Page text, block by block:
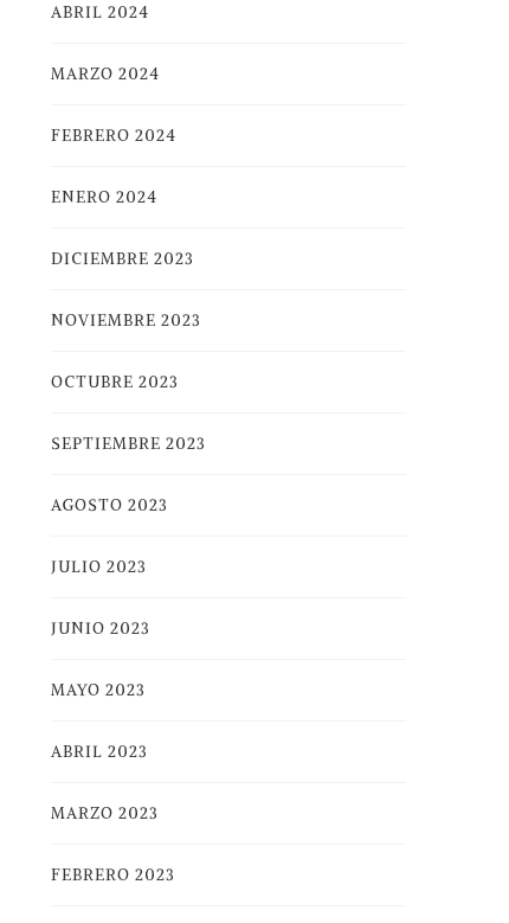
ABRIL 2024
MARZO 2024
FEBRERO 2024
ENERO 2024
DICIEMBRE 2023
NOVIEMBRE 2023
OCTUBRE 2023
SEPTIEMBRE 2023
AGOSTO 2023
JULIO 2023
JUNIO 2023
MAYO 2023
ABRIL 2023
MARZO 2023
FEBRERO 2023